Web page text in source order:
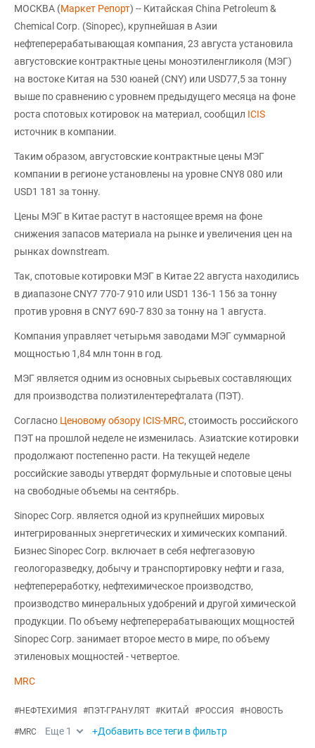
МОСКВА (Маркет Репорт) -- Китайская China Petroleum &
Chemical Corp. (Sinopec), крупнейшая в Азии
нефтеперерабатывающая компания, 23 августа установила
августовские контрактные цены моноэтиленгликоля (МЭГ)
на востоке Китая на 530 юаней (CNY) или USD77,5 за тонну
выше по сравнению с уровнем предыдущего месяца на фоне
роста спотовых котировок на материал, сообщил ICIS
источник в компании.
Таким образом, августовские контрактные цены МЭГ
компании в регионе установлены на уровне CNY8 080 или
USD1 181 за тонну.
Цены МЭГ в Китае растут в настоящее время на фоне
снижения запасов материала на рынке и увеличения цен на
рынках downstream.
Так, спотовые котировки МЭГ в Китае 22 августа находились
в диапазоне CNY7 770-7 910 или USD1 136-1 156 за тонну
против уровня в CNY7 690-7 830 за тонну на 1 августа.
Компания управляет четырьмя заводами МЭГ суммарной
мощностью 1,84 млн тонн в год.
МЭГ является одним из основных сырьевых составляющих
для производства полиэтилентерефталата (ПЭТ).
Согласно Ценовому обзору ICIS-MRC, стоимость российского
ПЭТ на прошлой неделе не изменилась. Азиатские котировки
продолжают постепенно расти. На текущей неделе
российские заводы утвердят формульные и спотовые цены
на свободные объемы на сентябрь.
Sinopec Corp. является одной из крупнейших мировых
интегрированных энергетических и химических компаний.
Бизнес Sinopec Corp. включает в себя нефтегазовую
геологоразведку, добычу и транспортировку нефти и газа,
нефтепереработку, нефтехимическое производство,
производство минеральных удобрений и другой химической
продукции. По объему нефтеперерабатывающих мощностей
Sinopec Corp. занимает второе место в мире, по объему
этиленовых мощностей - четвертое.
MRC
#НЕФТЕХИМИЯ #ПЭТ-ГРАНУЛЯТ #КИТАЙ #РОССИЯ #НОВОСТЬ
#MRC Еще 1 +Добавить все теги в фильтр